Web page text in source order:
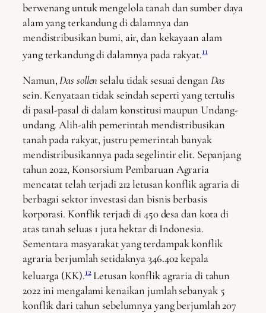
berwenang untuk mengelola tanah dan sumber daya
alam yang terkandung di dalamnya dan
mendistribusikan bumi, air, dan kekayaan alam
yang terkandung di dalamnya pada rakyat.11
Namun,Das sollenselalu tidak sesuai dengan Das
sein. Kenyataan tidak seindah seperti yang tertulis
di pasal-pasal di dalam konstitusi maupun Undang-
undang. Alih-alih pemerintah mendistribusikan
tanah pada rakyat, justru pemerintah banyak
mendistribusikannya pada segelintir elit. Sepanjang
tahun 2022, Konsorsium Pembaruan Agraria
mencatat telah terjadi 212 letusan konflik agraria di
berbagai sektor investasi dan bisnis berbasis
korporasi. Konflik terjadi di 450 desa dan kota di
atas tanah seluas 1 juta hektar di Indonesia.
Sementara masyarakat yang terdampak konflik
agraria berjumlah setidaknya 346.402 kepala
keluarga (KK).12Letusan konflik agraria di tahun
2022 ini mengalami kenaikan jumlah sebanyak 5
konflik dari tahun sebelumnya yang berjumlah 207